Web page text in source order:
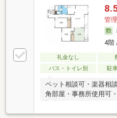
管
4階
礼金なし
バス・トイレ別
駐
ペット相談可・楽器相
角部屋・事務所使用可
証人不要／代行 ・ルー
費用カード決済可